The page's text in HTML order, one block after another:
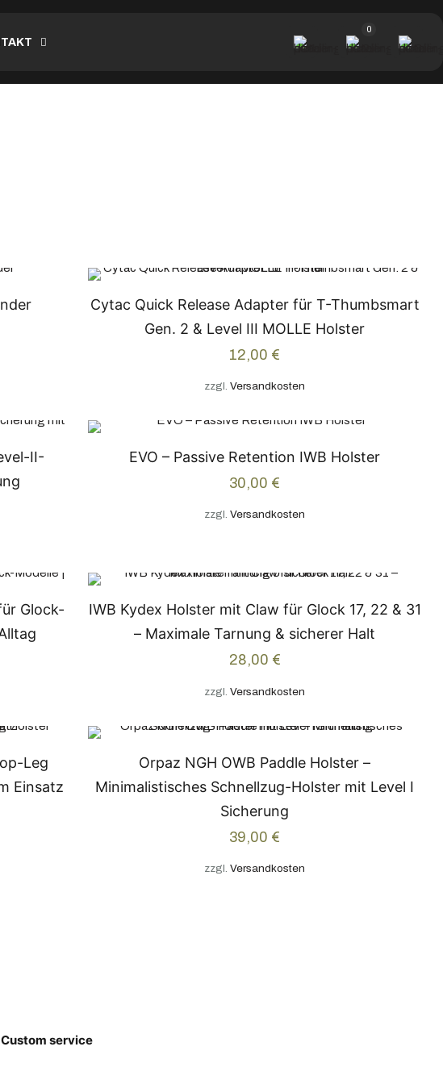
0
Cytac Quick Release Adapter für T-Thumbsmart
Gen. 2 & Level III MOLLE Holster
12,00 €
zzgl.Versandkosten
II-
EVO – Passive Retention IWB Holster
30,00 €
zzgl.Versandkosten
Glock-
IWB Kydex Holster mit Claw für Glock 17, 22 & 31
– Maximale Tarnung & sicherer Halt
28,00 €
zzgl.Versandkosten
Leg
Einsatz
Orpaz NGH OWB Paddle Holster –
Minimalistisches Schnellzug-Holster mit Level I
Sicherung
39,00 €
zzgl.Versandkosten
Custom service